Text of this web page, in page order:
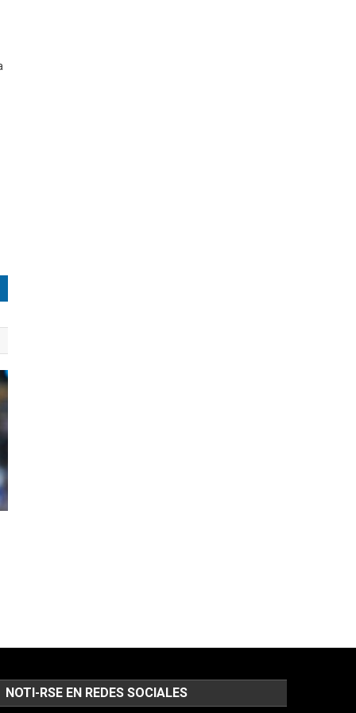
NOTI-RSE EN REDES SOCIALES